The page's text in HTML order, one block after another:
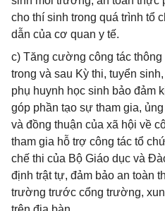
cho thí sinh trong quá trình tổ
dẫn của cơ quan y tế.
c) Tăng cường công tác
trong và sau Kỳ thi, tuyển
phụ huynh học sinh bảo đảm
góp phần tạo sự tham gia,
và đồng thuận của xã hội về
tham gia hỗ trợ công tác tổ
chế thi của Bộ Giáo dục và
định trật tự, đảm bảo an toàn
trường trước cổng trường,